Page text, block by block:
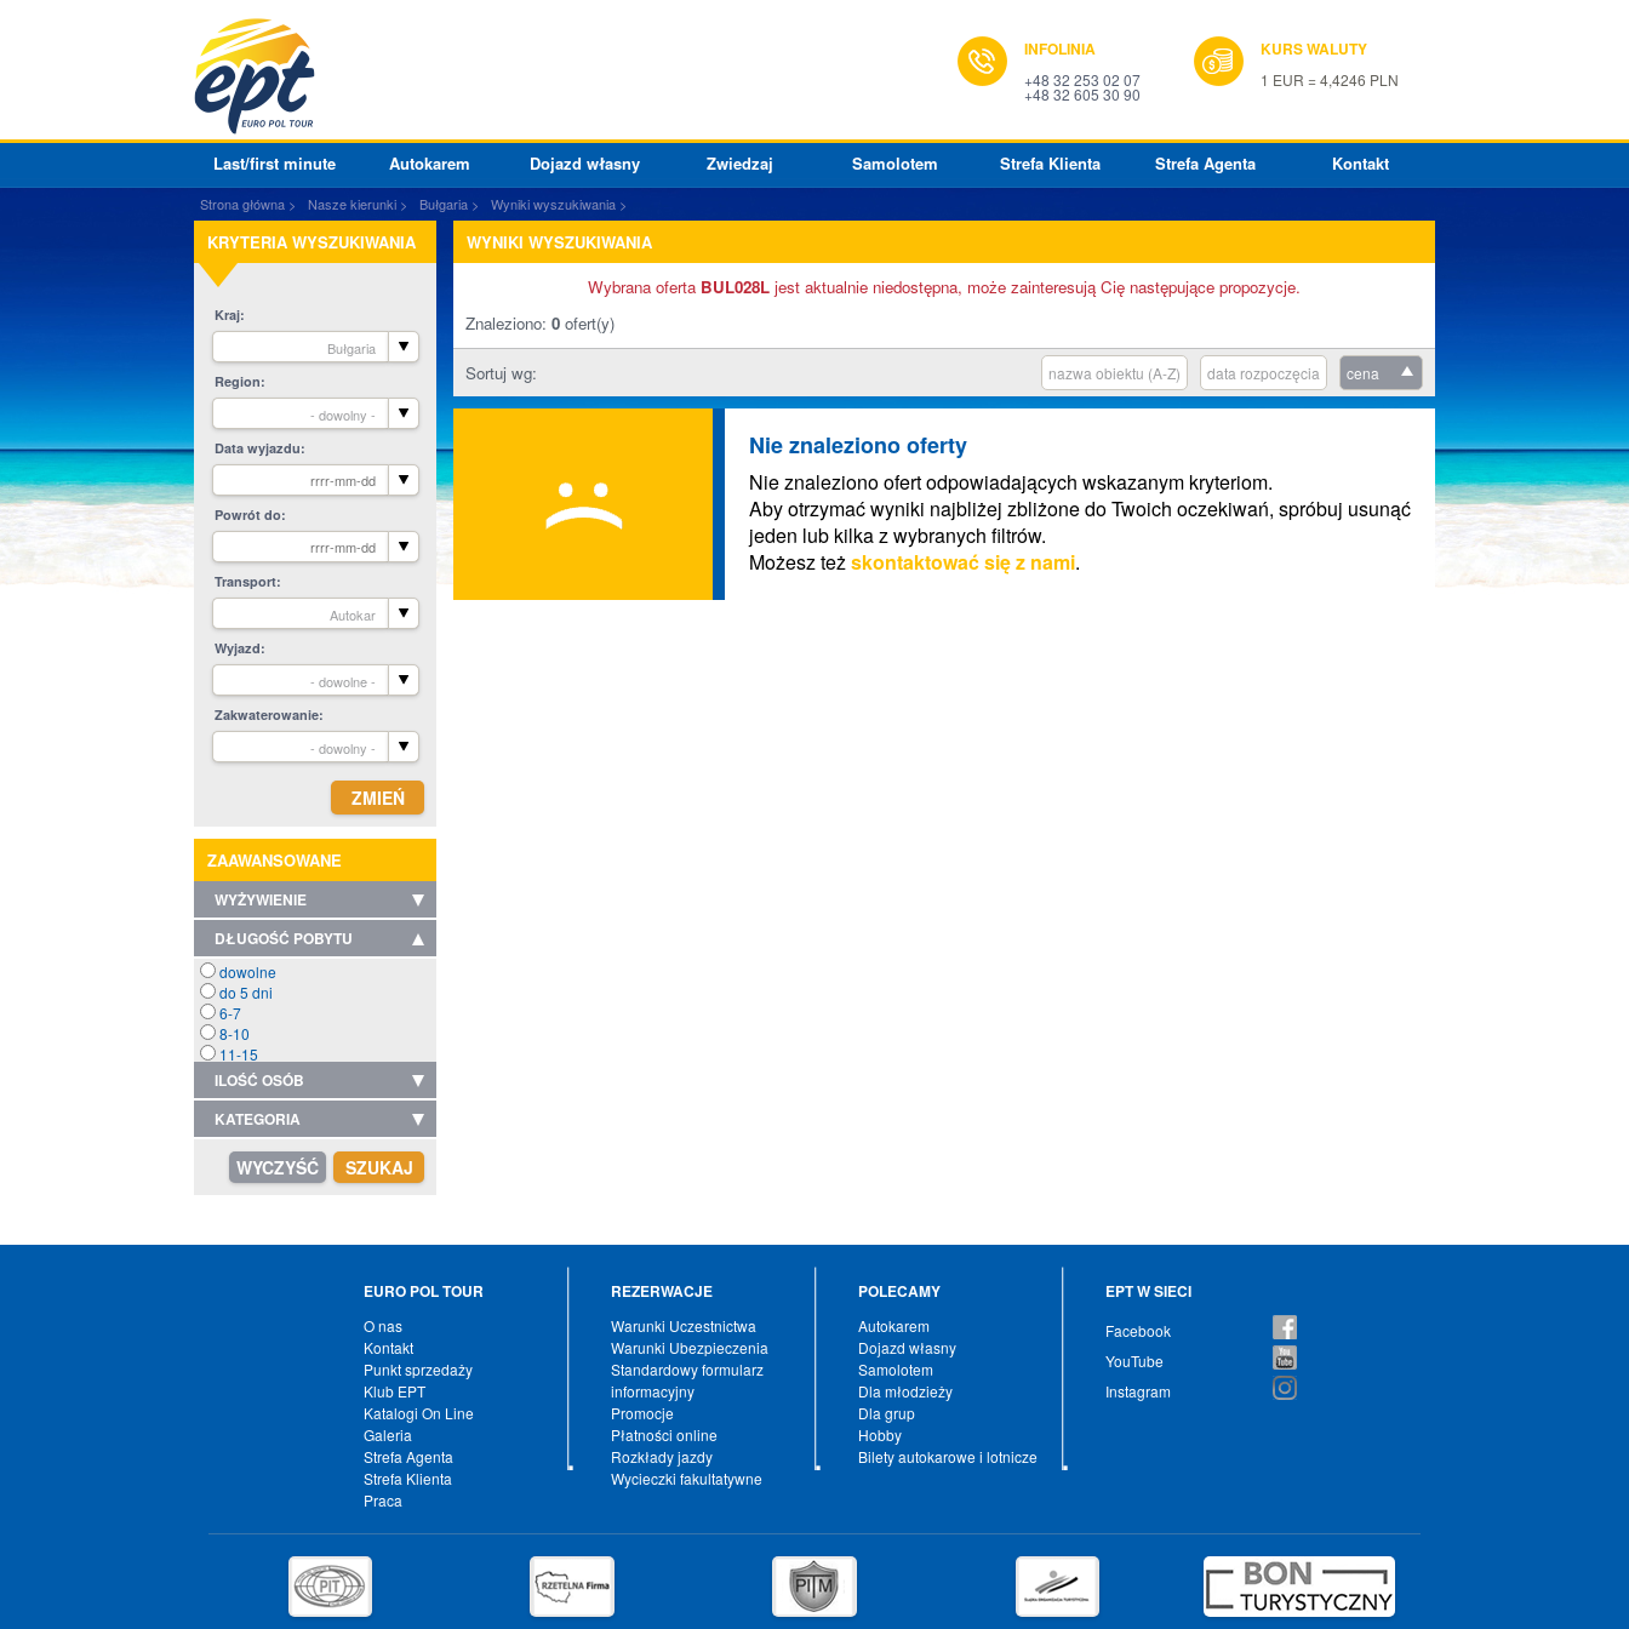
INFOLINIA
+48 32 253 02 07
+48 32 605 30 90
KURS WALUTY
1 EUR = 4,4246 PLN
Last/first minute Autokarem Dojazd własny Zwiedzaj Samolotem Strefa Klienta Strefa Agenta Kontakt
Strona główna Nasze kierunki Bułgaria Wyniki wyszukiwania
KRYTERIA WYSZUKIWANIA
Kraj
Bułgaria
Region
- dowolny -
Data wyjazdu
Powrót do
Transport
Autokar
Wyjazd
- dowolne -
Zakwaterowanie
- dowolny -
ZAAWANSOWANE
WYŻYWIENIE
DŁUGOŚĆ POBYTU
dowolne
do 5 dni
6-7
8-10
11-15
ILOŚĆ OSÓB
KATEGORIA
WYNIKI WYSZUKIWANIA
Wybrana oferta BUL028L jest aktualnie niedostępna, może zainteresują Cię następujące propozycje.
Znaleziono: 0 ofert(y)
Sortuj wg: cena
data rozpoczęcia
nazwa obiektu (A-Z)
Nie znaleziono oferty
Nie znaleziono ofert odpowiadających wskazanym kryteriom.
Aby otrzymać wyniki najbliżej zbliżone do Twoich oczekiwań, spróbuj usunąć
jeden lub kilka z wybranych filtrów.
Możesz teżskontaktować się z nami.
EURO POL TOUR
O nas
Kontakt
Punkt sprzedaży
Klub EPT
Katalogi On Line
Galeria
Strefa Agenta
Strefa Klienta
Praca
REZERWACJE
Warunki Uczestnictwa
Warunki Ubezpieczenia
Standardowy formularz
informacyjny
Promocje
Płatności online
Rozkłady jazdy
Wycieczki fakultatywne
POLECAMY
Autokarem
Dojazd własny
Samolotem
Dla młodzieży
Dla grup
Hobby
Bilety autokarowe i lotnicze
EPT W SIECI
Facebook
YouTube
Instagram